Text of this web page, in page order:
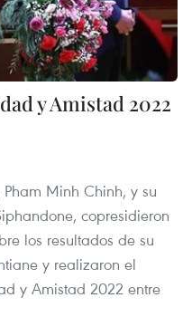
y Amistad 2022
Minh Chinh, y su
copresidieron
los resultados de su
y realizaron el
y Amistad 2022 entre